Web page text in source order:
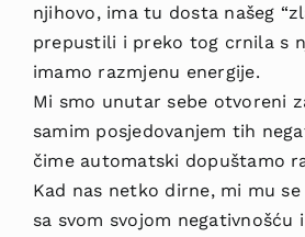
njihovo, ima tu dosta našeg
prepustili i preko tog crnila s
imamo razmjenu energije.
Mi smo unutar sebe otvoreni
samim posjedovanjem tih
čime automatski dopuštamo
Kad nas netko dirne, mi mu
sa svom svojom negativnošću